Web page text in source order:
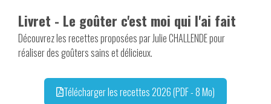
Livret - Le goûter c'est moi qui l'ai fait
Découvrez les recettes proposées par Julie CHALLENDE pour
réaliser des goûters sains et délicieux.
Télécharger les recettes 2026 (PDF - 8 Mo)